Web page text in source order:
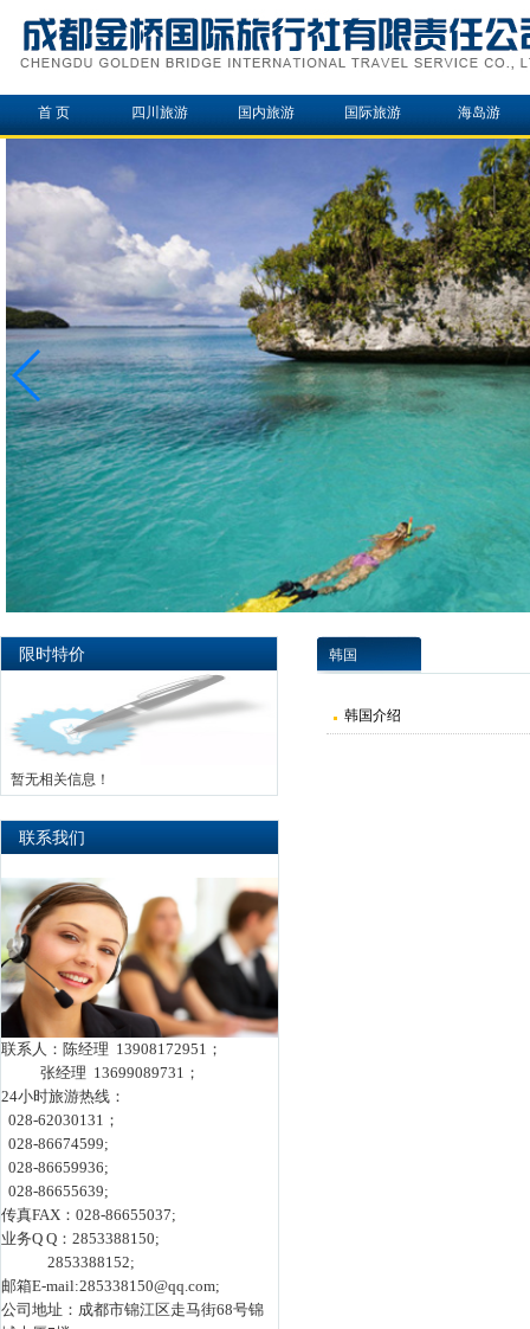
首 页 四川旅游 国内旅游 国际旅游 海岛游
限时特价
暂无相关信息！
联系我们
联系人：陈经理 13908172951；
张经理 13699089731；
24小时旅游热线：
028-62030131；
028-86674599;
028-86659936;
028-86655639;
传真FAX：028-86655037;
业务Q Q：2853388150;
2853388152;
邮箱E-mail:285338150@qq.com;
公司地址：成都市锦江区走马街68号锦
韩国
韩国介绍